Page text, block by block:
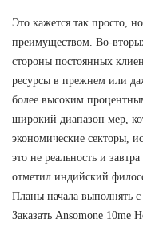
Это кажется так просто,
преимуществом. Во-
стороны постоянных
ресурсы в прежнем или
более высоким
широкий диапазон мер,
экономические секторы,
это не реальность и
отметил индийский
Планы начала выполнять
Заказать Ansomone 10me